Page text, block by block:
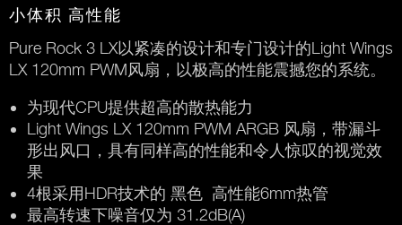
小体积 高性能
Pure Rock 3 LX以紧凑的设计和专门设计的Light Wings
LX 120mm PWM风扇，以极高的性能震撼您的系统。
为现代CPU提供超高的散热能力
Light Wings LX 120mm PWM ARGB 风扇，带漏斗
形出风口，具有同样高的性能和令人惊叹的视觉效
果
4根采用HDR技术的 黑色 高性能6mm热管
最高转速下噪音仅为 31.2dB(A)